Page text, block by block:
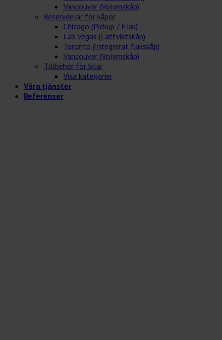
Vancouver (Volymskåp)
Reservdelar för kåpor
Chicago (Pickup / Flak)
Las Vegas (Lättviktskåp)
Toronto (Integrerat flakskåp)
Vancouver (Volymskåp)
Tillbehör för bilar
Visa kategorier
Våra tjänster
Referenser